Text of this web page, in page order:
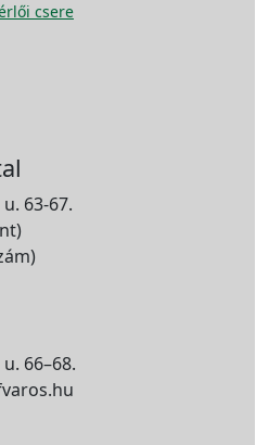
csere
63-67.
66–68.